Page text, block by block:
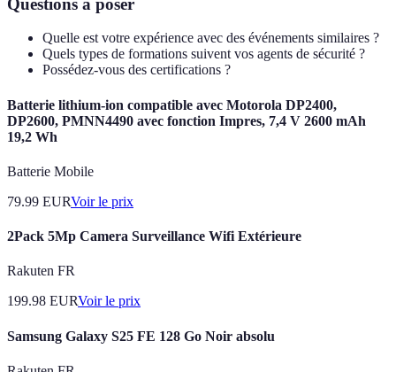
Quelle est votre expérience avec des événements similaires ?
Quels types de formations suivent vos agents de sécurité ?
Possédez-vous des certifications ?
Batterie lithium-ion compatible avec Motorola DP2400,
DP2600, PMNN4490 avec fonction Impres, 7,4 V 2600 mAh
19,2 Wh
Batterie Mobile
79.99 EURVoir le prix
2Pack 5Mp Camera Surveillance Wifi Extérieure
Rakuten FR
199.98 EURVoir le prix
Samsung Galaxy S25 FE 128 Go Noir absolu